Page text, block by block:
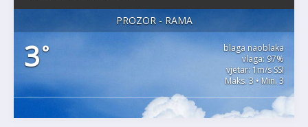
PROZOR - RAMA
3°
blaga naoblaka
vlaga: 97%
vjetar: 1m/s SSI
Maks. 3 • Min. 3